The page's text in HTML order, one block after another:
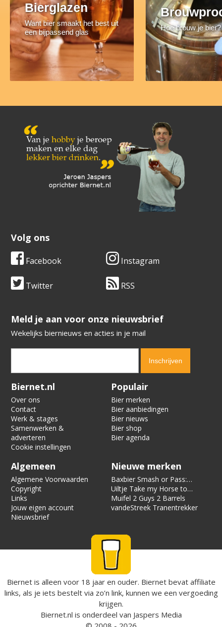
Bierglazen
Want bier smaakt het best uit
een bijpassend glas
Hoe brouw je bier?
Volg ons
Facebook Instagram
Twitter RSS
​​​​​​​Meld je aan voor onze nieuwsbrief
Wekelijks biernieuws en acties in je mail
Verification code:
Biernet.nl
Over ons
Contact
Werk & stages
Samenwerken &
adverteren
Cookie instellingen
Populair
Bier merken
Bier aanbiedingen
Bier nieuws
Bier shop
Bier agenda
Algemeen
Algemene Voorwaarden
Copyright
Links
Jouw eigen account
Nieuwsbrief
Nieuwe merken
Baxbier Smash or Pass:
Strata
Uiltje Take my Horse to
the Hotel Room
Muifel 2 Guys 2 Barrels
vandeStreek Tranentrekker
Biernet is alleen voor 18 jaar en ouder. Biernet bevat affiliate
links, als je iets bestelt via zo’n link, kunnen we een vergoeding
krijgen.
Biernet.nl is onderdeel van Jaspers Media